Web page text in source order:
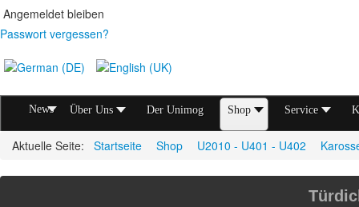
Angemeldet bleiben
Passwort vergessen?
News Über Uns Der Unimog Shop Service
Aktuelle Seite: Startseite Shop U2010 - U401 - U402